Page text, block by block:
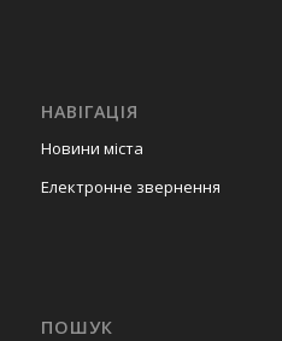
НАВІГАЦІЯ
Новини міста
Електронне звернення
ПОШУК